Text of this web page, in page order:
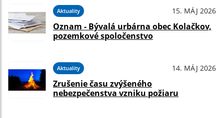
Aktuality 15. MÁJ 2026
Oznam - Bývalá urbárna obec Kolačkov,
pozemkové spoločenstvo
Aktuality 14. MÁJ 2026
Zrušenie času zvýšeného
nebezpečenstva vzniku požiaru